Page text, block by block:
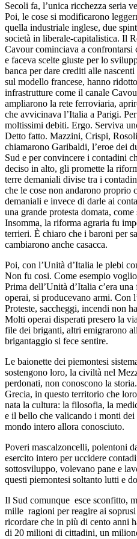
Secoli fa, l’unica ricchezza seria
Poi, le cose si modificarono
quella industriale inglese, due
società in liberale-capitalistica. Il
Cavour cominciava a confrontarsi
e faceva scelte giuste per lo
banca per dare crediti alle
sul modello francese, hanno
infrastrutture come il canale
ampliarono la rete ferroviaria,
che avvicinava l’Italia a Parigi.
moltissimi debiti. Ergo. Serviva
Detto fatto. Mazzini, Crispi,
chiamarono Garibaldi, l’eroe dei
Sud e per convincere i contadini
deciso in alto, gli promette la
terre demaniali divise tra i
che le cose non andarono proprio
demaniali e invece di darle ai
una grande protesta domata,
Insomma, la riforma agraria fu
terrieri. È chiaro che i baroni per
cambiarono anche casacca.
Poi, con l’Unità d’Italia le plebi
Non fu cosi. Come esempio
Prima dell’Unità d’Italia c’era
operai, si producevano armi. Con
Proteste, saccheggi, incendi non
Molti operai disperati presero la
file dei briganti, altri emigrarono
brigantaggio si fece sentire.
Le baionette dei piemontesi
sostengono loro, la civiltà nel
perdonati, non conoscono la
Grecia, in questo territorio che
nata la cultura: la filosofia, la
e il bello che valicando i monti
mondo intero allora conosciuto.
Poveri mascalzoncelli, polentoni
esercito intero per uccidere
sottosviluppo, volevano pane e
questi piemontesi soltanto lutti e
Il Sud comunque esce sconfitto,
mille ragioni per reagire ai
ricordare che in più di cento anni
di 20 milioni di cittadini, un